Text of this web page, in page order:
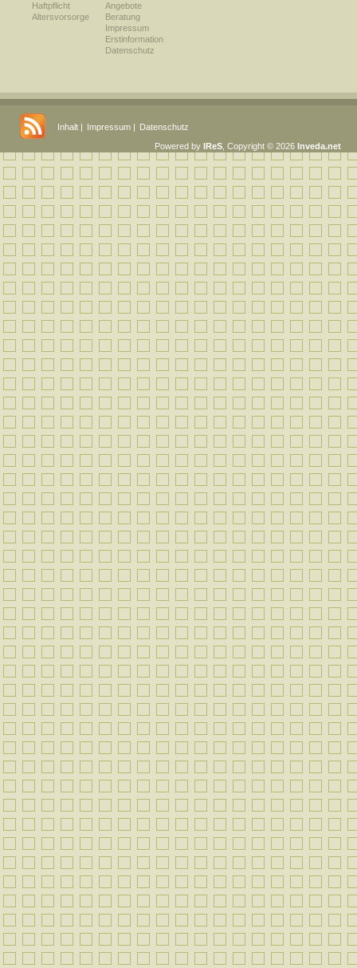
Haftpflicht
Altersvorsorge
Angebote
Beratung
Impressum
Erstinformation
Datenschutz
Inhalt | Impressum | Datenschutz
Powered by IReS , Copyright © 2026 Inveda.net